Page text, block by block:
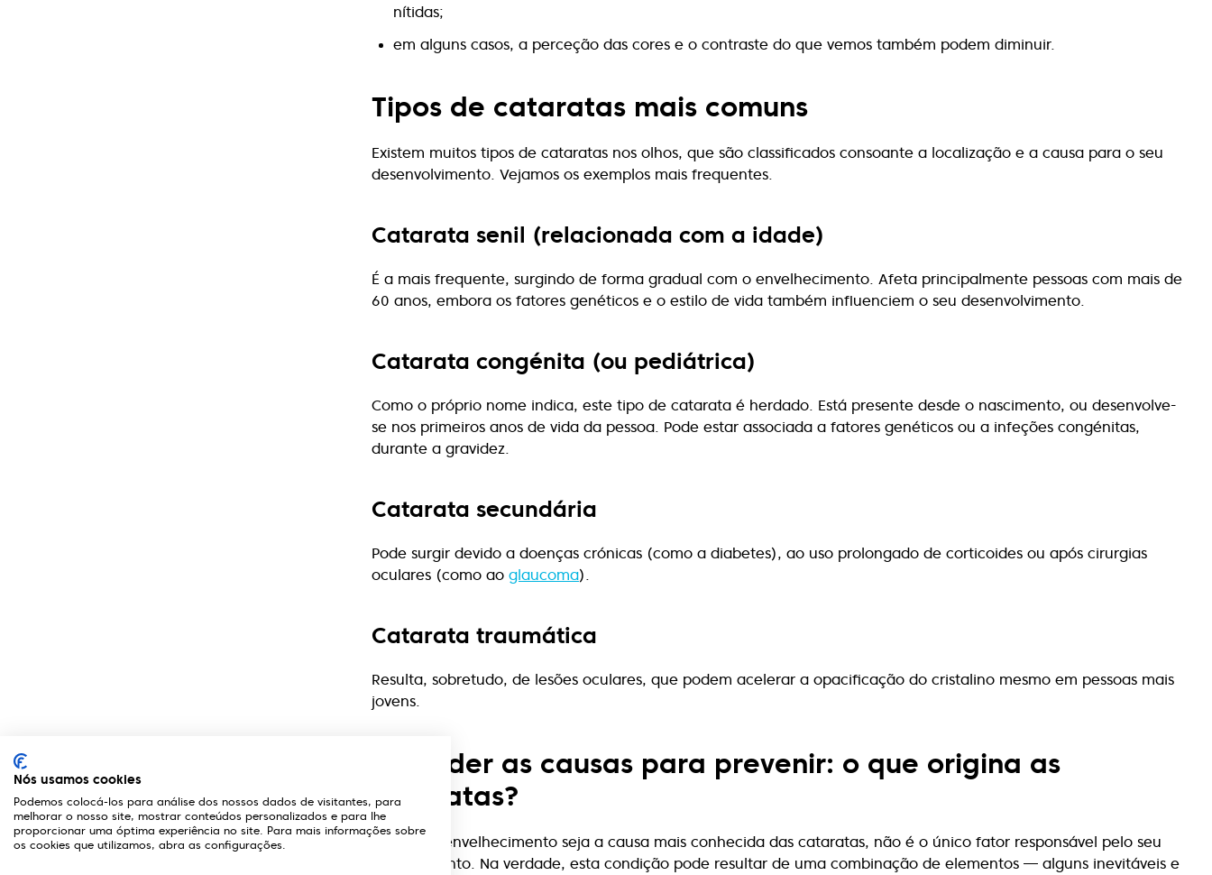
nítidas;
em alguns casos, a perceção das cores e o contraste do que vemos também podem diminuir.
Tipos de cataratas mais comuns
Existem muitos tipos de cataratas nos olhos, que são classificados consoante a localização e a causa para o seu
desenvolvimento. Vejamos os exemplos mais frequentes.
Catarata senil (relacionada com a idade)
É a mais frequente, surgindo de forma gradual com o envelhecimento. Afeta principalmente pessoas com mais de
60 anos, embora os fatores genéticos e o estilo de vida também influenciem o seu desenvolvimento.
Catarata congénita (ou pediátrica)
Como o próprio nome indica, este tipo de catarata é herdado. Está presente desde o nascimento, ou desenvolve-
se nos primeiros anos de vida da pessoa. Pode estar associada a fatores genéticos ou a infeções congénitas,
durante a gravidez.
Catarata secundária
Pode surgir devido a doenças crónicas (como a diabetes), ao uso prolongado de corticoides ou após cirurgias
oculares (como ao glaucoma).
Catarata traumática
Resulta, sobretudo, de lesões oculares, que podem acelerar a opacificação do cristalino mesmo em pessoas mais
jovens.
Entender as causas para prevenir: o que origina as
cataratas?
Embora o envelhecimento seja a causa mais conhecida das cataratas, não é o único fator responsável pelo seu
aparecimento. Na verdade, esta condição pode resultar de uma combinação de elementos — alguns inevitáveis e
Nós usamos cookies
Podemos colocá-los para análise dos nossos dados de visitantes, para
melhorar o nosso site, mostrar conteúdos personalizados e para lhe
proporcionar uma óptima experiência no site. Para mais informações sobre
os cookies que utilizamos, abra as configurações.